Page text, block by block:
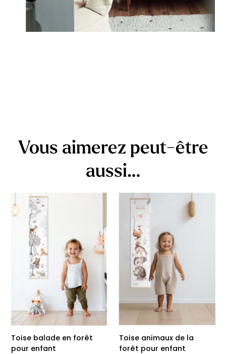
Vous aimerez peut-être
aussi…
Toise balade en forêt
pour enfant
Toise animaux de la
forêt pour enfant